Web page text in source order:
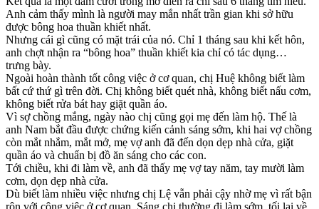
Anh cảm thấy mình là người may mắn nhất trần gian khi sở hữu
được bông hoa thuần khiết nhất.
Nhưng cái gì cũng có mặt trái của nó. Chỉ 1 tháng sau khi kết hôn,
anh chợt nhận ra “bông hoa” thuần khiết kia chỉ có tác dụng…
trưng bày.
Ngoài hoàn thành tốt công việc ở cơ quan, chị Huệ không biết làm
bất cứ thứ gì trên đời. Chị không biết quét nhà, không biết nấu cơm,
không biết rửa bát hay giặt quần áo.
Vì sợ chồng mắng, ngày nào chị cũng gọi mẹ đến làm hộ. Thế là
anh Nam bắt đầu được chứng kiến cảnh sáng sớm, khi hai vợ chồng
còn mắt nhắm, mắt mở, mẹ vợ anh đã đến dọn dẹp nhà cửa, giặt
quần áo và chuẩn bị đồ ăn sáng cho các con.
Tới chiều, khi đi làm về, anh đã thấy mẹ vợ tay năm, tay mười làm
cơm, dọn dẹp nhà cửa.
Dù biết làm nhiều việc nhưng chị Lệ vẫn phải cậy nhờ mẹ vì rất bận
rộn với công việc ở cơ quan. Sáng chị thường đi làm sớm, tối lại về